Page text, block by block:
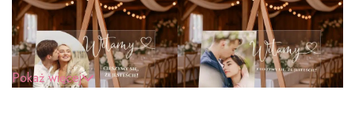
Pokaż więcej